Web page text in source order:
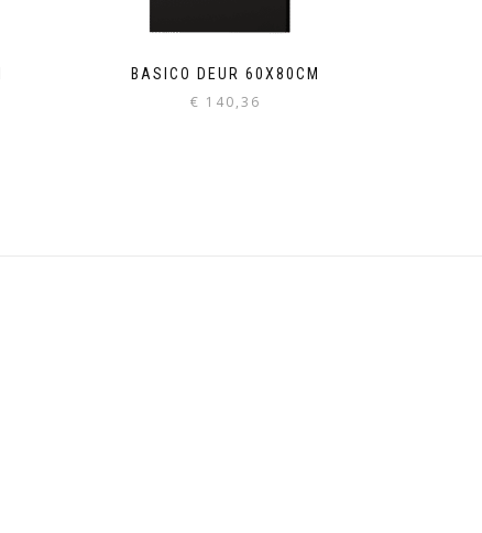
BASICO DEUR 60X80CM
€ 140,36